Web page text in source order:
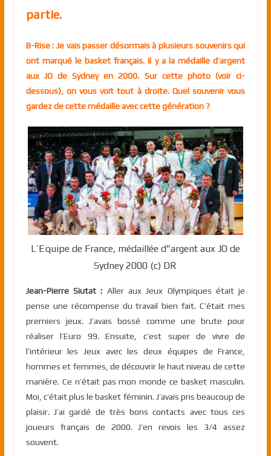
partie.
B-Rise : Je vais passer désormais à plusieurs souvenirs qui
ont marqué le basket français. Il y a la médaille d’argent
aux JO de Sydney en 2000. Sur cette photo (voir ci-
dessous), on vous voit tout à droite. Quel souvenir vous
gardez de cette médaille avec cette génération ?
L’Equipe de France, médaillée d”argent aux JO de
Sydney 2000 (c) DR
Jean-Pierre Siutat : Aller aux Jeux Olympiques était je
pense une récompense du travail bien fait. C’était mes
premiers jeux. J’avais bossé comme une brute pour
réaliser l’Euro 99. Ensuite, c’est super de vivre de
l’intérieur les Jeux avec les deux équipes de France,
hommes et femmes, de découvrir le haut niveau de cette
manière. Ce n’était pas mon monde ce basket masculin.
Moi, c’était plus le basket féminin. J’avais pris beaucoup de
plaisir. J’ai gardé de très bons contacts avec tous ces
joueurs français de 2000. J’en revois les 3/4 assez
souvent.